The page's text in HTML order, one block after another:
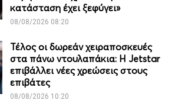
κατάσταση έχει ξεφύγει»
08/08/2026 08:20
Τέλος οι δωρεάν χειραποσκευές
στα πάνω ντουλαπάκια: Η Jetstar
επιβάλλει νέες χρεώσεις στους
επιβάτες
08/08/2026 10:20